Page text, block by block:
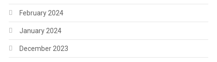
February 2024
January 2024
December 2023